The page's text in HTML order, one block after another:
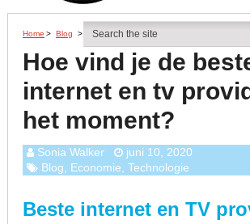
Home > Blog > Hoe Vind Je De Beste Internet En Tv
Hoe vind je de
internet en tv
het moment?
Sonia Walker
juni 10, 2020
Blog, Economie, Technologie
Beste internet en TV